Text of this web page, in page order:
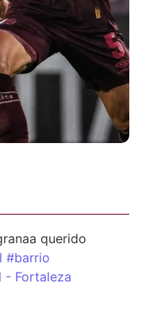
querido
#barrio
Fortaleza